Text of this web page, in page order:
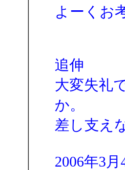
よーくお
追伸
大変失礼
か。
差し支え
2006年3月